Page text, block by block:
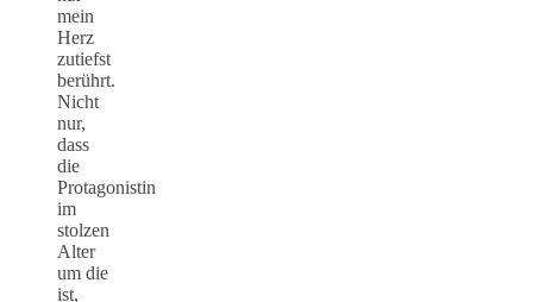
mein
Herz
zutiefst
berührt.
Nicht
nur,
dass
die
Protagonistin
im
stolzen
Alter
um die
ist,